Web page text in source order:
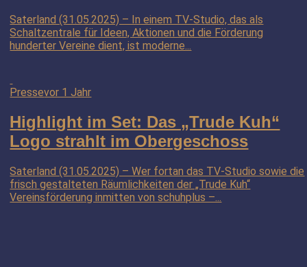
Saterland (31.05.2025) – In einem TV-Studio, das als
Schaltzentrale für Ideen, Aktionen und die Förderung
hunderter Vereine dient, ist moderne...
Pressevor 1 Jahr
Highlight im Set: Das „Trude Kuh“
Logo strahlt im Obergeschoss
Saterland (31.05.2025) – Wer fortan das TV-Studio sowie die
frisch gestalteten Räumlichkeiten der „Trude Kuh“
Vereinsförderung inmitten von schuhplus –...